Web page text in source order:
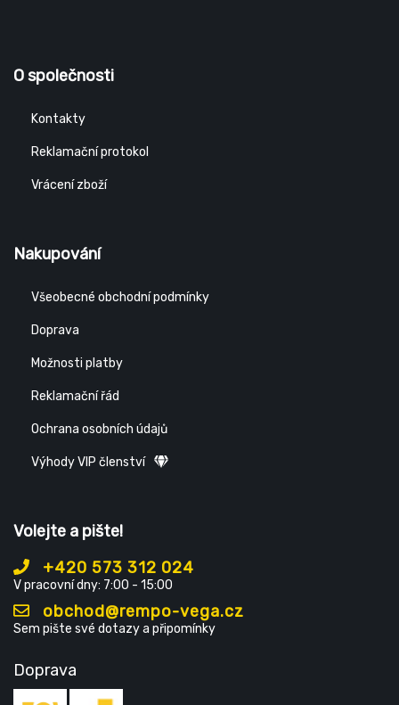
O společnosti
Kontakty
Reklamační protokol
Vrácení zboží
Nakupování
Všeobecné obchodní podmínky
Doprava
Možnosti platby
Reklamační řád
Ochrana osobních údajů
Výhody VIP členství
Volejte a pište!
+420 573 312 024
V pracovní dny: 7:00 - 15:00
obchod@rempo-vega.cz
Sem pište své dotazy a připomínky
Doprava